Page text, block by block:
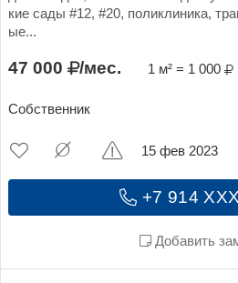
кие сады #12, #20, поликлиника,
ые...
47 000 /мес. 1 м² = 1 000
Собственник
+7 914
Добавить
15 фев 2023